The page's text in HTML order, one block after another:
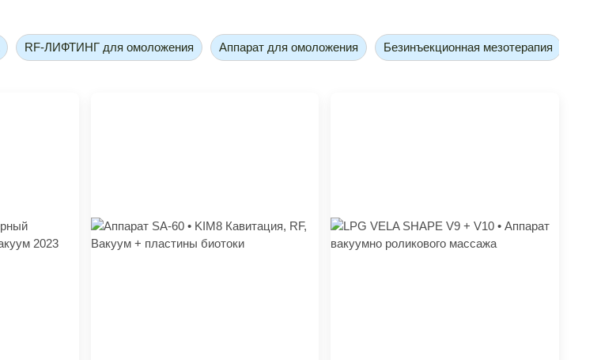
RF-ЛИФТИНГ для омоложения Аппарат для омоложения Безинъекционная мезотерапия